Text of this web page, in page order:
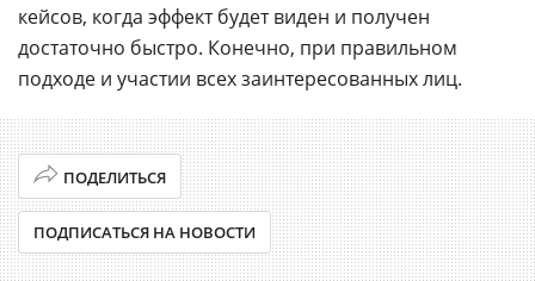
кейсов, когда эффект будет виден и получен
достаточно быстро. Конечно, при правильном
подходе и участии всех заинтересованных лиц.
ПОДЕЛИТЬСЯ
ПОДПИСАТЬСЯ НА НОВОСТИ